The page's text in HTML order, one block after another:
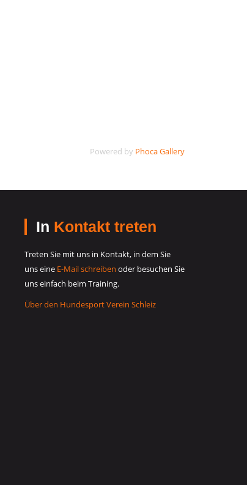
Powered by Phoca Gallery
In Kontakt treten
Treten Sie mit uns in Kontakt, in dem Sie
uns eine E-Mail schreiben oder besuchen Sie
uns einfach beim Training.
Über den Hundesport Verein Schleiz